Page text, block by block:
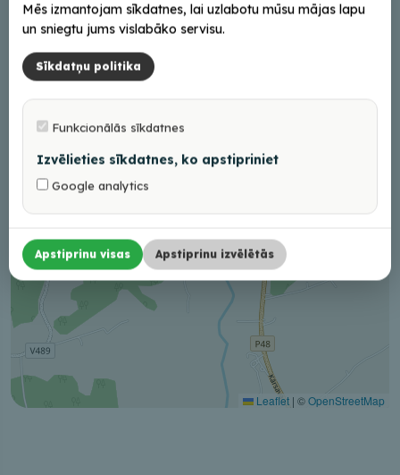
+
−
Leaflet | ©OpenStreetMap
Mēs izmantojam sīkdatnes, lai uzlabotu mūsu mājas lapu
un sniegtu jums vislabāko servisu.
Sīkdatņu politika
Funkcionālās sīkdatnes
Izvēlieties sīkdatnes, ko apstipriniet
Google analytics
Apstiprinu visas Apstiprinu izvēlētās